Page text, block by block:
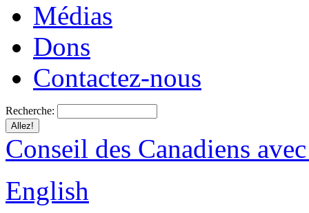
Médias
Dons
Contactez-nous
Recherche:
Conseil des Canadiens
English